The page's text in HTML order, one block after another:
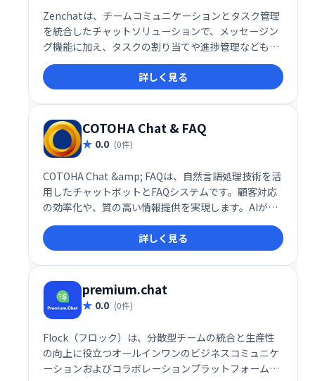
Zenchatは、チームコミュニケーションとタスク管理
を統合したチャットソリューションで、メッセージン
グ機能に加え、タスクの割り当てや進捗管理なども一
元化します。
詳しく見る
COTOHA Chat & FAQ
0.0 (0件)
COTOHA Chat &amp; FAQは、自然言語処理技術を活
用したチャットボットとFAQシステムです。顧客対応
の効率化や、質の高い情報提供を実現します。AIが顧
客の質問を理解し、的確な回答を提供することで、問
い合わせ対応の負担を軽減し、顧客満足度の向上に貢
献します。導入実績も豊富で、様々な業種・規模の企
業で活用されています。
詳しく見る
premium.chat
0.0 (0件)
Flock（フロック）は、分散型チームの統合と生産性
の向上に役立つオールインワンのビジネスコミュニケ
ーションおよびコラボレーションプラットフォームで